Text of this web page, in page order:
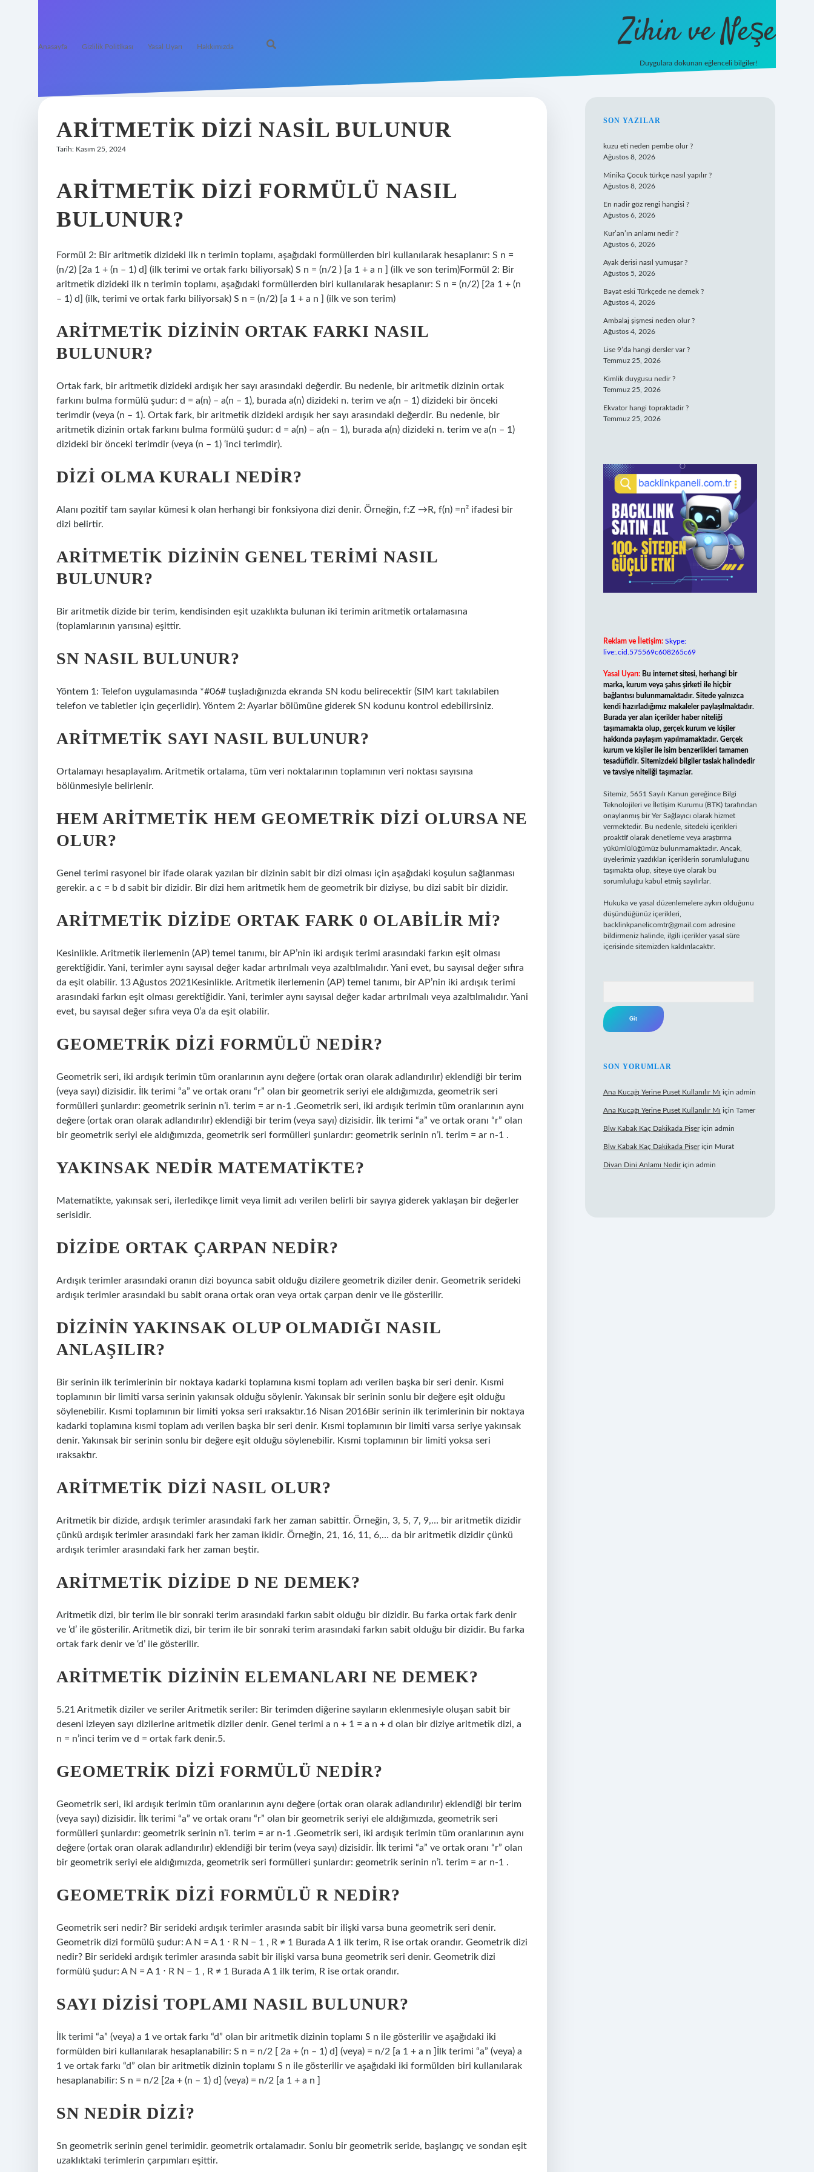
Anasayfa Gizlilik Politikası Yasal Uyarı Hakkımızda Zihin ve Neşe
Duygulara dokunan eğlenceli bilgiler!
ARITMETIK DIZI NASIL BULUNUR
Tarih: Kasım 25, 2024
ARITMETIK DIZI FORMÜLÜ NASIL
BULUNUR?
Formül 2: Bir aritmetik dizideki ilk n terimin toplamı, aşağıdaki formüllerden biri kullanılarak hesaplanır: S n =
(n/2) [2a 1 + (n – 1) d] (ilk terimi ve ortak farkı biliyorsak) S n = (n/2 ) [a 1 + a n ] (ilk ve son terim)Formül 2: Bir
aritmetik dizideki ilk n terimin toplamı, aşağıdaki formüllerden biri kullanılarak hesaplanır: S n = (n/2) [2a 1 + (n
– 1) d] (ilk, terimi ve ortak farkı biliyorsak) S n = (n/2) [a 1 + a n ] (ilk ve son terim)
ARITMETIK DIZININ ORTAK FARKI NASIL
BULUNUR?
Ortak fark, bir aritmetik dizideki ardışık her sayı arasındaki değerdir. Bu nedenle, bir aritmetik dizinin ortak
farkını bulma formülü şudur: d = a(n) – a(n – 1), burada a(n) dizideki n. terim ve a(n – 1) dizideki bir önceki
terimdir (veya (n – 1). Ortak fark, bir aritmetik dizideki ardışık her sayı arasındaki değerdir. Bu nedenle, bir
aritmetik dizinin ortak farkını bulma formülü şudur: d = a(n) – a(n – 1), burada a(n) dizideki n. terim ve a(n – 1)
dizideki bir önceki terimdir (veya (n – 1) ‘inci terimdir).
DIZI OLMA KURALI NEDIR?
Alanı pozitif tam sayılar kümesi k olan herhangi bir fonksiyona dizi denir. Örneğin, f:Z →R, f(n) =n² ifadesi bir
dizi belirtir.
ARITMETIK DIZININ GENEL TERIMI NASIL
BULUNUR?
Bir aritmetik dizide bir terim, kendisinden eşit uzaklıkta bulunan iki terimin aritmetik ortalamasına
(toplamlarının yarısına) eşittir.
SN NASIL BULUNUR?
Yöntem 1: Telefon uygulamasında *#06# tuşladığınızda ekranda SN kodu belirecektir (SIM kart takılabilen
telefon ve tabletler için geçerlidir). Yöntem 2: Ayarlar bölümüne giderek SN kodunu kontrol edebilirsiniz.
ARITMETIK SAYI NASIL BULUNUR?
Ortalamayı hesaplayalım. Aritmetik ortalama, tüm veri noktalarının toplamının veri noktası sayısına
bölünmesiyle belirlenir.
HEM ARITMETIK HEM GEOMETRIK DIZI OLURSA NE
OLUR?
Genel terimi rasyonel bir ifade olarak yazılan bir dizinin sabit bir dizi olması için aşağıdaki koşulun sağlanması
gerekir. a c = b d sabit bir dizidir. Bir dizi hem aritmetik hem de geometrik bir diziyse, bu dizi sabit bir dizidir.
ARITMETIK DIZIDE ORTAK FARK 0 OLABILIR MI?
Kesinlikle. Aritmetik ilerlemenin (AP) temel tanımı, bir AP’nin iki ardışık terimi arasındaki farkın eşit olması
gerektiğidir. Yani, terimler aynı sayısal değer kadar artırılmalı veya azaltılmalıdır. Yani evet, bu sayısal değer sıfıra
da eşit olabilir. 13 Ağustos 2021Kesinlikle. Aritmetik ilerlemenin (AP) temel tanımı, bir AP’nin iki ardışık terimi
arasındaki farkın eşit olması gerektiğidir. Yani, terimler aynı sayısal değer kadar artırılmalı veya azaltılmalıdır. Yani
evet, bu sayısal değer sıfıra veya 0’a da eşit olabilir.
GEOMETRIK DIZI FORMÜLÜ NEDIR?
Geometrik seri, iki ardışık terimin tüm oranlarının aynı değere (ortak oran olarak adlandırılır) eklendiği bir terim
(veya sayı) dizisidir. İlk terimi “a” ve ortak oranı “r” olan bir geometrik seriyi ele aldığımızda, geometrik seri
formülleri şunlardır: geometrik serinin n’i. terim = ar n-1 .Geometrik seri, iki ardışık terimin tüm oranlarının aynı
değere (ortak oran olarak adlandırılır) eklendiği bir terim (veya sayı) dizisidir. İlk terimi “a” ve ortak oranı “r” olan
bir geometrik seriyi ele aldığımızda, geometrik seri formülleri şunlardır: geometrik serinin n’i. terim = ar n-1 .
YAKINSAK NEDIR MATEMATIKTE?
Matematikte, yakınsak seri, ilerledikçe limit veya limit adı verilen belirli bir sayıya giderek yaklaşan bir değerler
serisidir.
DIZIDE ORTAK ÇARPAN NEDIR?
Ardışık terimler arasındaki oranın dizi boyunca sabit olduğu dizilere geometrik diziler denir. Geometrik serideki
ardışık terimler arasındaki bu sabit orana ortak oran veya ortak çarpan denir ve ile gösterilir.
DIZININ YAKINSAK OLUP OLMADIĞI NASIL
ANLAŞILIR?
Bir serinin ilk terimlerinin bir noktaya kadarki toplamına kısmi toplam adı verilen başka bir seri denir. Kısmi
toplamının bir limiti varsa serinin yakınsak olduğu söylenir. Yakınsak bir serinin sonlu bir değere eşit olduğu
söylenebilir. Kısmi toplamının bir limiti yoksa seri ıraksaktır.16 Nisan 2016Bir serinin ilk terimlerinin bir noktaya
kadarki toplamına kısmi toplam adı verilen başka bir seri denir. Kısmi toplamının bir limiti varsa seriye yakınsak
denir. Yakınsak bir serinin sonlu bir değere eşit olduğu söylenebilir. Kısmi toplamının bir limiti yoksa seri
ıraksaktır.
ARITMETIK DIZI NASIL OLUR?
Aritmetik bir dizide, ardışık terimler arasındaki fark her zaman sabittir. Örneğin, 3, 5, 7, 9,… bir aritmetik dizidir
çünkü ardışık terimler arasındaki fark her zaman ikidir. Örneğin, 21, 16, 11, 6,… da bir aritmetik dizidir çünkü
ardışık terimler arasındaki fark her zaman beştir.
ARITMETIK DIZIDE D NE DEMEK?
Aritmetik dizi, bir terim ile bir sonraki terim arasındaki farkın sabit olduğu bir dizidir. Bu farka ortak fark denir
ve ‘d’ ile gösterilir. Aritmetik dizi, bir terim ile bir sonraki terim arasındaki farkın sabit olduğu bir dizidir. Bu farka
ortak fark denir ve ‘d’ ile gösterilir.
ARITMETIK DIZININ ELEMANLARI NE DEMEK?
5.21 Aritmetik diziler ve seriler Aritmetik seriler: Bir terimden diğerine sayıların eklenmesiyle oluşan sabit bir
deseni izleyen sayı dizilerine aritmetik diziler denir. Genel terimi a n + 1 = a n + d olan bir diziye aritmetik dizi, a
n = n’inci terim ve d = ortak fark denir.5.
GEOMETRIK DIZI FORMÜLÜ NEDIR?
Geometrik seri, iki ardışık terimin tüm oranlarının aynı değere (ortak oran olarak adlandırılır) eklendiği bir terim
(veya sayı) dizisidir. İlk terimi “a” ve ortak oranı “r” olan bir geometrik seriyi ele aldığımızda, geometrik seri
formülleri şunlardır: geometrik serinin n’i. terim = ar n-1 .Geometrik seri, iki ardışık terimin tüm oranlarının aynı
değere (ortak oran olarak adlandırılır) eklendiği bir terim (veya sayı) dizisidir. İlk terimi “a” ve ortak oranı “r” olan
bir geometrik seriyi ele aldığımızda, geometrik seri formülleri şunlardır: geometrik serinin n’i. terim = ar n-1 .
GEOMETRIK DIZI FORMÜLÜ R NEDIR?
Geometrik seri nedir? Bir serideki ardışık terimler arasında sabit bir ilişki varsa buna geometrik seri denir.
Geometrik dizi formülü şudur: A N = A 1 ⋅ R N − 1 , R ≠ 1 Burada A 1 ilk terim, R ise ortak orandır. Geometrik dizi
nedir? Bir serideki ardışık terimler arasında sabit bir ilişki varsa buna geometrik seri denir. Geometrik dizi
formülü şudur: A N = A 1 ⋅ R N − 1 , R ≠ 1 Burada A 1 ilk terim, R ise ortak orandır.
SAYI DIZISI TOPLAMI NASIL BULUNUR?
İlk terimi “a” (veya) a 1 ve ortak farkı “d” olan bir aritmetik dizinin toplamı S n ile gösterilir ve aşağıdaki iki
formülden biri kullanılarak hesaplanabilir: S n = n/2 [ 2a + (n – 1) d] (veya) = n/2 [a 1 + a n ]İlk terimi “a” (veya) a
1 ve ortak farkı “d” olan bir aritmetik dizinin toplamı S n ile gösterilir ve aşağıdaki iki formülden biri kullanılarak
hesaplanabilir: S n = n/2 [2a + (n – 1) d] (veya) = n/2 [a 1 + a n ]
SN NEDIR DIZI?
Sn geometrik serinin genel terimidir. geometrik ortalamadır. Sonlu bir geometrik seride, başlangıç ​​ve sondan eşit
uzaklıktaki terimlerin çarpımları eşittir.
SIDEBAR
SON YAZILAR
kuzu eti neden pembe olur ?
Ağustos 8, 2026
Minika Çocuk türkçe nasıl yapılır ?
Ağustos 8, 2026
En nadir göz rengi hangisi ?
Ağustos 6, 2026
Kur’an’ın anlamı nedir ?
Ağustos 6, 2026
Ayak derisi nasıl yumuşar ?
Ağustos 5, 2026
Bayat eski Türkçede ne demek ?
Ağustos 4, 2026
Ambalaj şişmesi neden olur ?
Ağustos 4, 2026
Lise 9’da hangi dersler var ?
Temmuz 25, 2026
Kimlik duygusu nedir ?
Temmuz 25, 2026
Ekvator hangi topraktadir ?
Temmuz 25, 2026
Reklam ve İletişim: Skype:
live:.cid.575569c608265c69
Yasal Uyarı: Bu internet sitesi, herhangi bir
marka, kurum veya şahıs şirketi ile hiçbir
bağlantısı bulunmamaktadır. Sitede yalnızca
kendi hazırladığımız makaleler paylaşılmaktadır.
Burada yer alan içerikler haber niteliği
taşımamakta olup, gerçek kurum ve kişiler
hakkında paylaşım yapılmamaktadır. Gerçek
kurum ve kişiler ile isim benzerlikleri tamamen
tesadüfidir. Sitemizdeki bilgiler taslak halindedir
ve tavsiye niteliği taşımazlar.
Sitemiz, 5651 Sayılı Kanun gereğince Bilgi
Teknolojileri ve İletişim Kurumu (BTK) tarafından
onaylanmış bir Yer Sağlayıcı olarak hizmet
vermektedir. Bu nedenle, sitedeki içerikleri
proaktif olarak denetleme veya araştırma
yükümlülüğümüz bulunmamaktadır. Ancak,
üyelerimiz yazdıkları içeriklerin sorumluluğunu
taşımakta olup, siteye üye olarak bu
sorumluluğu kabul etmiş sayılırlar.
Hukuka ve yasal düzenlemelere aykırı olduğunu
düşündüğünüz içerikleri,
backlinkpanelicomtr@gmail.com adresine
bildirmeniz halinde, ilgili içerikler yasal süre
içerisinde sitemizden kaldırılacaktır.
SON YORUMLAR
Ana Kucağı Yerine Puset Kullanılır Mı için admin
Ana Kucağı Yerine Puset Kullanılır Mı için Tamer
Blw Kabak Kaç Dakikada Pişeriçin admin
Blw Kabak Kaç Dakikada Pişeriçin Murat
Divan Dini Anlamı Nediriçin admin